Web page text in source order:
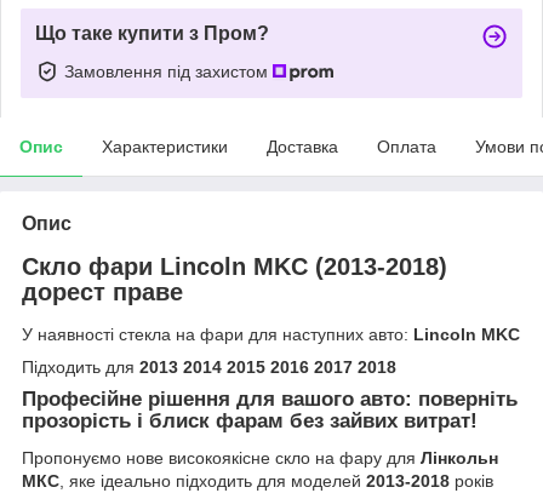
Що таке купити з Пром?
Замовлення під захистом
Опис Характеристики Доставка Оплата Умови
Опис
Скло фари Lincoln MKC (2013-2018)
дорест праве
У наявності стекла на фари для наступних авто: Lincoln MKC
Підходить для 2013 2014 2015 2016 2017 2018
Професійне рішення для вашого авто: поверніть
прозорість і блиск фарам без зайвих витрат!
Пропонуємо нове високоякісне скло на фару для Лінкольн
МКС, яке ідеально підходить для моделей 2013-2018 років